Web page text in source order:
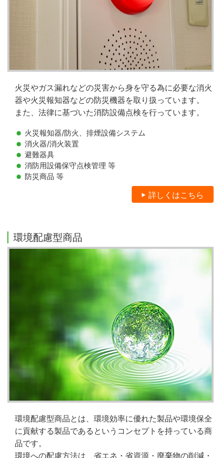
火災やガス漏れなどの災害から身を守る為に必要な消火
器や火災報知器などの防災機器を取り扱っています。
また、法律に基づいた消防設備点検を行っています。
火災報知器/防火、排煙設備システム
消火器/消火装置
避難器具
消防用設備保守点検管理 等
防災商品 等
詳しくはこちら
環境配慮型商品
環境配慮型商品とは、環境効率に優れた製品や環境保全
に貢献する製品であるというコンセプトを持っている商
品です。
環境への配慮方法は、省エネ・省資源・廃棄物の削減・